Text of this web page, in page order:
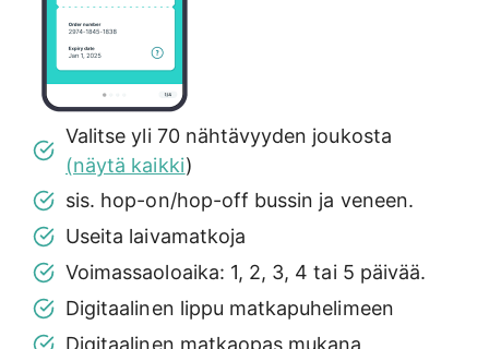
Valitse yli 70 nähtävyyden joukosta
(näytä kaikki)
sis. hop-on/hop-off bussin ja veneen.
Useita laivamatkoja
Voimassaoloaika: 1, 2, 3, 4 tai 5 päivää.
Digitaalinen lippu matkapuhelimeen
Digitaalinen matkaopas mukana